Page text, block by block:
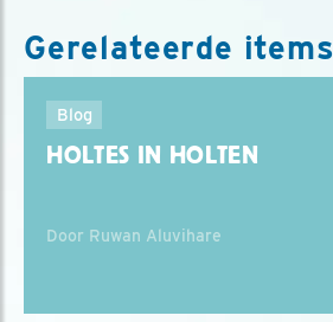
Gerelateerde items
Blog
HOLTES IN HOLTEN
Door Ruwan Aluvihare